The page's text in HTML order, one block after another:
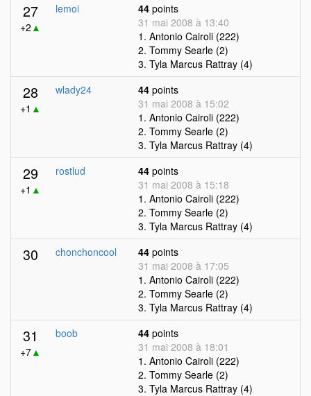
27
+2 ▲
lemoi 44 points
31 mai 2008 à 13:40
1. Antonio Cairoli (222)
2. Tommy Searle (2)
3. Tyla Marcus Rattray (4)
28
+1 ▲
wlady24 44 points
31 mai 2008 à 15:02
1. Antonio Cairoli (222)
2. Tommy Searle (2)
3. Tyla Marcus Rattray (4)
29
+1 ▲
rostlud 44 points
31 mai 2008 à 15:18
1. Antonio Cairoli (222)
2. Tommy Searle (2)
3. Tyla Marcus Rattray (4)
30 chonchoncool 44 points
31 mai 2008 à 17:05
1. Antonio Cairoli (222)
2. Tommy Searle (2)
3. Tyla Marcus Rattray (4)
31
+7▲
boob 44 points
31 mai 2008 à 18:01
1. Antonio Cairoli (222)
2. Tommy Searle (2)
3. Tyla Marcus Rattray (4)